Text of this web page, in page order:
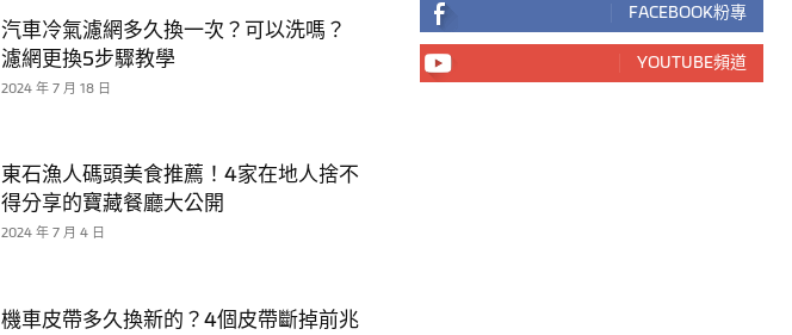
汽車冷氣濾網多久換一次？可以洗嗎？
濾網更換5步驟教學
2024 年 7 月 18 日
東石漁人碼頭美食推薦！4家在地人捨不
得分享的寶藏餐廳大公開
2024 年 7 月 4 日
機車皮帶多久換新的？4個皮帶斷掉前兆
FACEBOOK粉專
YOUTUBE頻道